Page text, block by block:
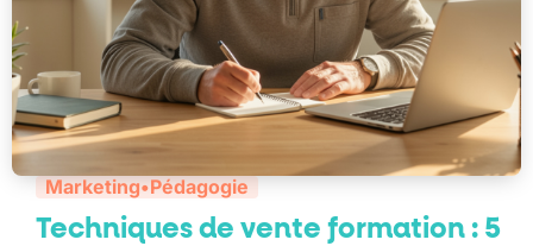
Marketing•Pédagogie
Techniques de vente formation : 5